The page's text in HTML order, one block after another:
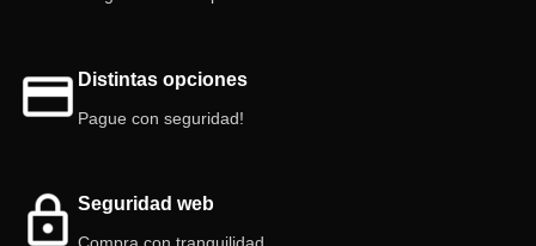
Distintas opciones
Pague con seguridad!
Seguridad web